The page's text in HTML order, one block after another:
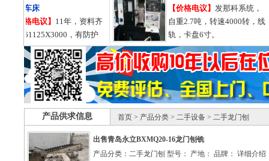
式车床
价格电议】11年，资料齐
，61125X3000，有防护
，导轨755的。
【价格电议】发那科系统，
自重2.7吨，转速4000转，线
轨，卡盘6寸。
产品供求信息 首页 > 产品分类 > 二手设备 > 二手龙门刨
出售青岛永立BXMQ20-16龙门刨铣
产品分类：二手龙门刨 型号： 产地： 品牌： 详细介绍